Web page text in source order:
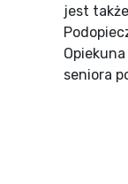
jest
seniora